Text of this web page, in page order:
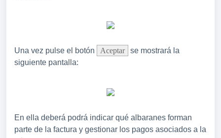
Una vez pulse el botón Aceptar
se mostrará la
siguiente pantalla:
En ella deberá podrá indicar qué albaranes forman
parte de la factura y gestionar los pagos asociados a la